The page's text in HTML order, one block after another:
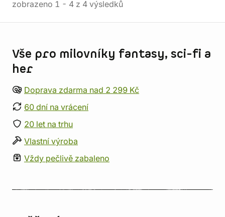
zobrazeno 1 - 4 z 4 výsledků
Vše pro milovníky fantasy, sci-fi a
her
Doprava zdarma nad 2 299 Kč
60 dní na vrácení
20 let na trhu
Vlastní výroba
Vždy pečlivě zabaleno